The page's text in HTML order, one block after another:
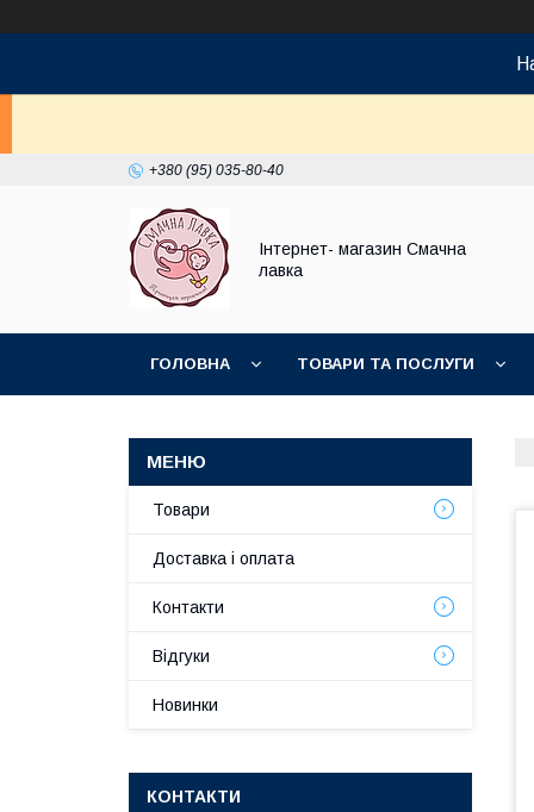
+380 (95) 035-80-40
Інтернет- магазин Смачна
лавка
ГОЛОВНА ТОВАРИ ТА ПОСЛУГИ
Товари
Доставка і оплата
Контакти
Відгуки
Новинки
КОНТАКТИ